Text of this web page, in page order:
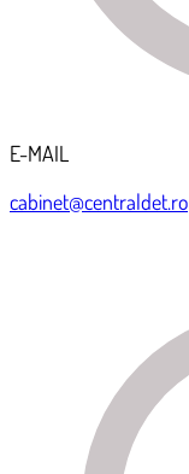
E-MAIL
cabinet@centraldet.ro